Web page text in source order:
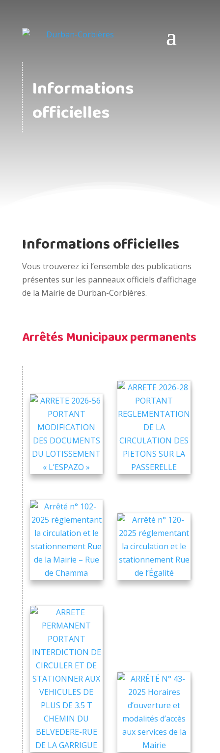
Informations
officielles
Informations officielles
Vous trouverez ici l’ensemble des publications
présentes sur les panneaux officiels d’affichage
de la Mairie de Durban-Corbières.
Arrêtés Municipaux permanents